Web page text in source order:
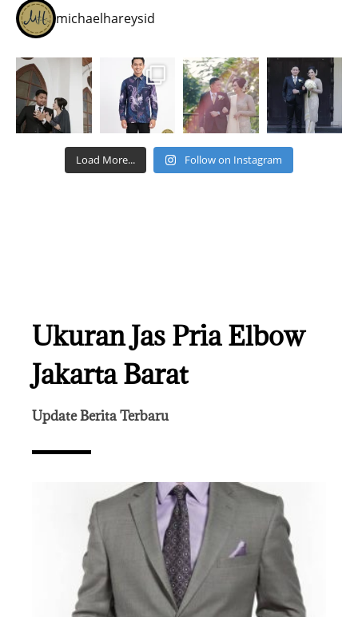
michaelhareysid
Load More... Follow on Instagram
Ukuran Jas Pria Elbow
Jakarta Barat
Update Berita Terbaru